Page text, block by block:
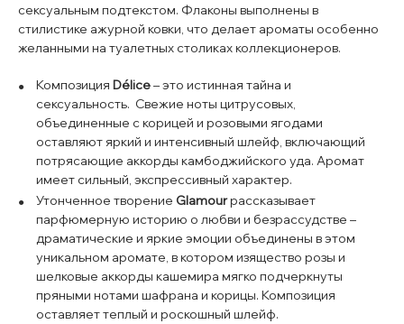
сексуальным подтекстом. Флаконы выполнены в
стилистике ажурной ковки, что делает ароматы особенно
желанными на туалетных столиках коллекционеров.
Композиция Délice– это истинная тайна и
сексуальность. Свежие ноты цитрусовых,
объединенные с корицей и розовыми ягодами
оставляют яркий и интенсивный шлейф, включающий
потрясающие аккорды камбоджийского уда. Аромат
имеет сильный, экспрессивный характер.
Утонченное творение Glamourрассказывает
парфюмерную историю о любви и безрассудстве –
драматические и яркие эмоции объединены в этом
уникальном аромате, в котором изящество розы и
шелковые аккорды кашемира мягко подчеркнуты
пряными нотами шафрана и корицы. Композиция
оставляет теплый и роскошный шлейф.